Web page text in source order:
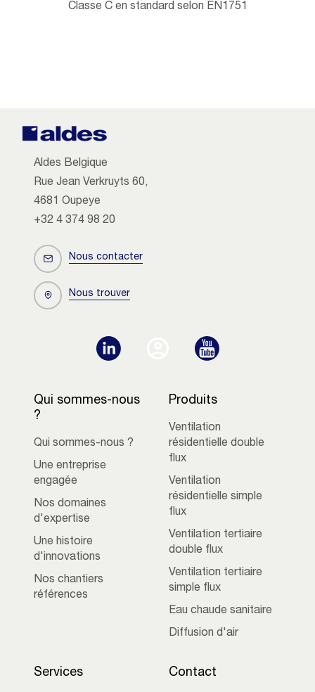
Classe C en standard selon EN1751
Aldes Belgique
Rue Jean Verkruyts 60,
4681 Oupeye
+32 4 374 98 20
Nous contacter
Nous trouver
Qui sommes-nous
?
Qui sommes-nous ?
Une entreprise
engagée
Nos domaines
d'expertise
Une histoire
d'innovations
Nos chantiers
références
Produits
Ventilation
résidentielle double
flux
Ventilation
résidentielle simple
flux
Ventilation tertiaire
double flux
Ventilation tertiaire
simple flux
Eau chaude sanitaire
Diffusion d'air
Services Contact